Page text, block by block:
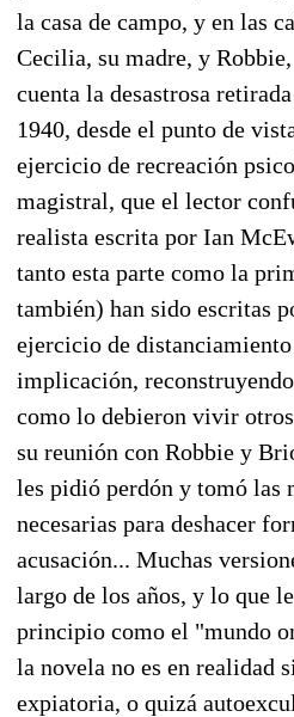
la casa de campo, y en las
Cecilia, su madre, y
cuenta la desastrosa
1940, desde el punto de
ejercicio de recreación
magistral, que el lector
realista escrita por Ian
tanto esta parte como la
también) han sido escritas
ejercicio de
implicación,
como lo debieron vivir
su reunión con Robbie y
les pidió perdón y tomó las
necesarias para deshacer
acusación... Muchas
largo de los años, y lo que
principio como el "mundo
la novela no es en realidad
expiatoria, o quizá